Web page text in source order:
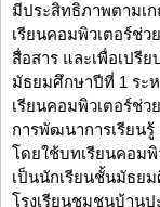
มีประสิทธิภาพตามเ
เรียนคอมพิวเตอร์ช่ว
สื่อสาร และเพื่อเปรี
มัธยมศึกษาปีที่ 1 ระ
เรียนคอมพิวเตอร์ช่
การพัฒนาการเรียนรู้
โดยใช้บทเรียนคอม
เป็นนักเรียนชั้นมัธย
โรงเรียนชุมชนบ้านป